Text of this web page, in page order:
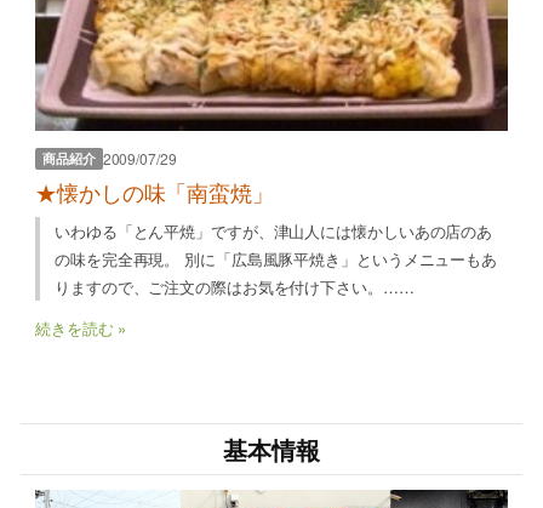
商品紹介 2009/07/29
★懐かしの味「南蛮焼」
いわゆる「とん平焼」ですが、津山人には懐かしいあの店のあ
の味を完全再現。 別に「広島風豚平焼き」というメニューもあ
りますので、ご注文の際はお気を付け下さい。……
続きを読む »
基本情報